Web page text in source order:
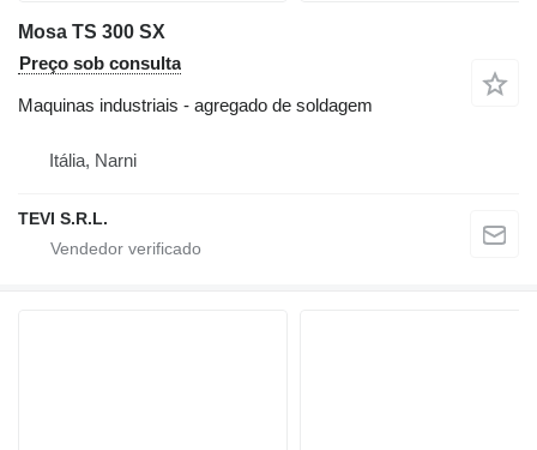
Mosa TS 300 SX
Preço sob consulta
Maquinas industriais - agregado de soldagem
Itália, Narni
TEVI S.R.L.